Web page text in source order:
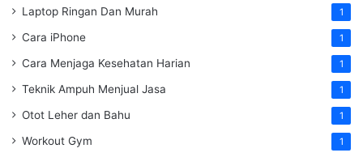
Laptop Ringan Dan Murah 1
Cara iPhone 1
Cara Menjaga Kesehatan Harian 1
Teknik Ampuh Menjual Jasa 1
Otot Leher dan Bahu 1
Workout Gym 1